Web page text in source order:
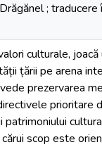
; traducere
culturale,
țării pe arena
prezervarea
scop este